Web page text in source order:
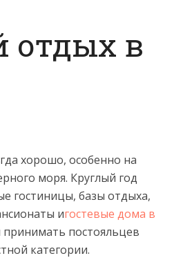
отдых в
хорошо, особенно на
моря. Круглый год
гостиницы, базы отдыха,
игостевые дома в
принимать постояльцев
категории.